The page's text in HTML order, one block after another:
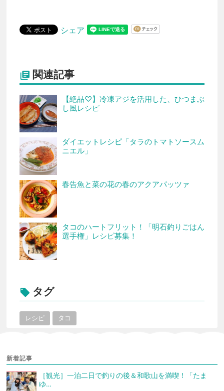
シェア
 関連記事
【絶品♡】冷凍アジを活用した、ひつまぶ
し風レシピ
ダイエットレシピ「タラのトマトソースム
ニエル」
春告魚と菜の花の春のアクアパッツァ
タコのハートフリット！「明石釣りごはん
選手権」レシピ募集！
 タグ
レシピ タコ
新着記事
［観光］一泊二日で釣りの後＆和歌山を満喫！「たま
ゆ…